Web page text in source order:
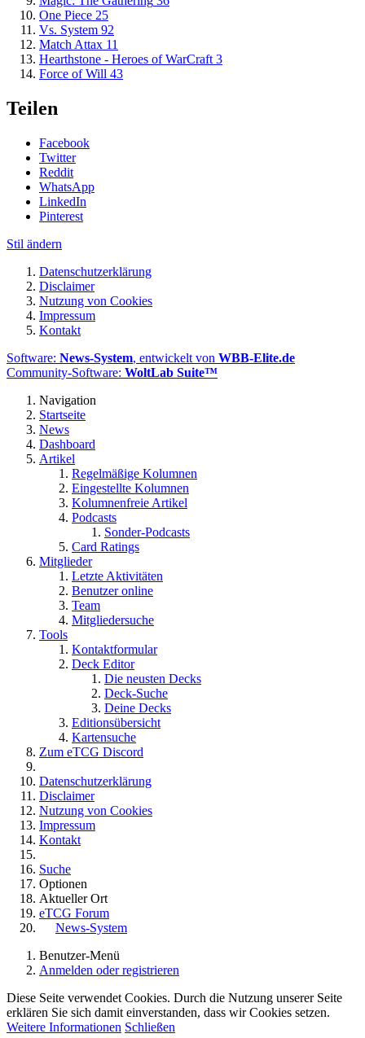
One Piece 25
Vs. System 92
Match Attax 11
Hearthstone - Heroes of WarCraft 3
Force of Will 43
Teilen
Facebook
Twitter
Reddit
WhatsApp
LinkedIn
Pinterest
Stil ändern
Datenschutzerklärung
Disclaimer
Nutzung von Cookies
Impressum
Kontakt
Software: News-System, entwickelt von WBB-Elite.de
Community-Software: WoltLab Suite™
Navigation
Startseite
News
Dashboard
Artikel
Regelmäßige Kolumnen
Eingestellte Kolumnen
Kolumnenfreie Artikel
Podcasts
Sonder-Podcasts
Card Ratings
Mitglieder
Letzte Aktivitäten
Benutzer online
Team
Mitgliedersuche
Tools
Kontaktformular
Deck Editor
Die neusten Decks
Deck-Suche
Deine Decks
Editionsübersicht
Kartensuche
Zum eTCG Discord
Datenschutzerklärung
Disclaimer
Nutzung von Cookies
Impressum
Kontakt
Suche
Optionen
Aktueller Ort
eTCG Forum
News-System
Benutzer-Menü
Anmelden oder registrieren
Diese Seite verwendet Cookies. Durch die Nutzung unserer Seite
erklären Sie sich damit einverstanden, dass wir Cookies setzen.
Weitere Informationen Schließen